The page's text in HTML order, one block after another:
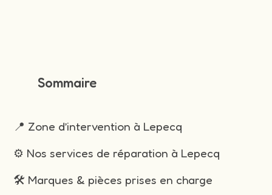
Sommaire
📍 Zone d’intervention à Lepecq
⚙️ Nos services de réparation à Lepecq
🛠️ Marques & pièces prises en charge